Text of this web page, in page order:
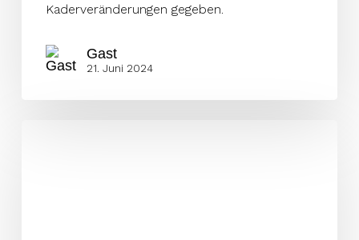
Kaderveränderungen gegeben.
Gast
21. Juni 2024